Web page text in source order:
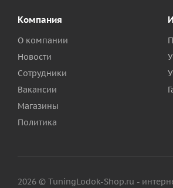
Компания
О компании
Новости
Сотрудники
Вакансии
Магазины
Политика
2026 © TuningLodok-Shop.ru -